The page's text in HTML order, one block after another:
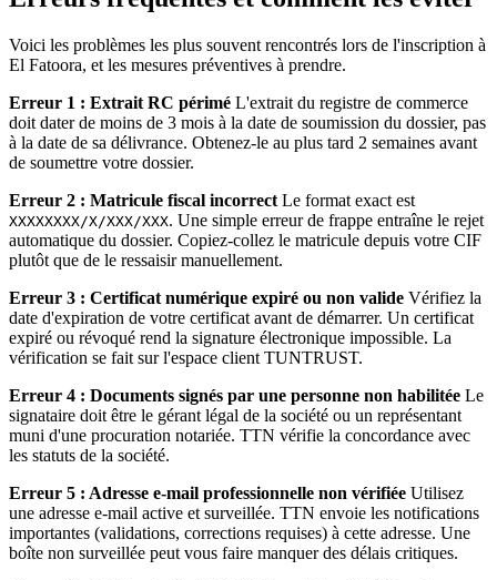
Voici les problèmes les plus souvent rencontrés lors de l'inscription à
El Fatoora, et les mesures préventives à prendre.
Erreur 1 : Extrait RC périmé L'extrait du registre de commerce
doit dater de moins de 3 mois à la date de soumission du dossier, pas
à la date de sa délivrance. Obtenez-le au plus tard 2 semaines avant
de soumettre votre dossier.
Erreur 2 : Matricule fiscal incorrect Le format exact est
XXXXXXXX/X/XXX/XXX. Une simple erreur de frappe entraîne le rejet
automatique du dossier. Copiez-collez le matricule depuis votre CIF
plutôt que de le ressaisir manuellement.
Erreur 3 : Certificat numérique expiré ou non valide Vérifiez la
date d'expiration de votre certificat avant de démarrer. Un certificat
expiré ou révoqué rend la signature électronique impossible. La
vérification se fait sur l'espace client TUNTRUST.
Erreur 4 : Documents signés par une personne non habilitée Le
signataire doit être le gérant légal de la société ou un représentant
muni d'une procuration notariée. TTN vérifie la concordance avec
les statuts de la société.
Erreur 5 : Adresse e-mail professionnelle non vérifiée Utilisez
une adresse e-mail active et surveillée. TTN envoie les notifications
importantes (validations, corrections requises) à cette adresse. Une
boîte non surveillée peut vous faire manquer des délais critiques.